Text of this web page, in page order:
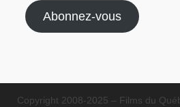
Abonnez-vous
Copyright 2008-2025 – Films du